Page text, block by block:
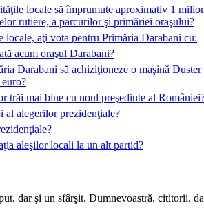
locale să împrumute aproximativ 1
rutiere, a parcurilor şi primăriei oraşului?
locale, aţi vota pentru Primăria Darabani cu:
acum oraşul Darabani?
Darabani să achiziţioneze o maşină Duster
trăi mai bine cu noul preşedinte al
alegerilor prezidenţiale?
aleşilor locali la un alt partid?
dar şi un sfârşit. Dumnevoastră, cititorii,